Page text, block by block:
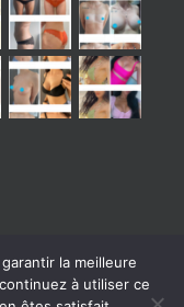
|Mentions
webmarketing
la meilleure
à utiliser ce